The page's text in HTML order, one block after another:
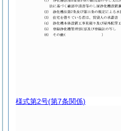
様式第2号(第7条関係)